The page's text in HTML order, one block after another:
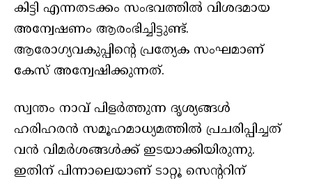
കിട്ടി എന്നതടക്കം സംഭവത്തിൽ വിശദമായ
അന്വേഷണം ആരംഭിച്ചിട്ടുണ്ട്.
ആരോഗ്യവകുപ്പിന്റെ പ്രത്യേക സംഘമാണ്
കേസ് അന്വേഷിക്കുന്നത്.
സ്വന്തം നാവ് പിളർത്തുന്ന ദൃശ്യങ്ങൾ
ഹരിഹരൻ സമൂഹമാധ്യമത്തിൽ പ്രചരിപ്പിച്ചത്
വൻ വിമർശങ്ങൾക്ക് ഇടയാക്കിയിരുന്നു.
ഇതിന് പിന്നാലെയാണ് ടാറ്റൂ സെന്ററിന്